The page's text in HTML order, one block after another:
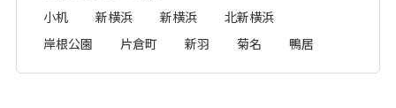
小机 新横浜 新横浜
北新横浜
岸根公園
片倉町 新羽 菊名 鴨居